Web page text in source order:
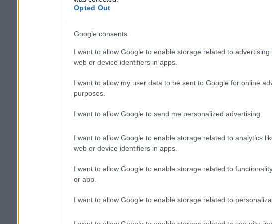
Opted Out
Google consents
I want to allow Google to enable storage related to advertising
web or device identifiers in apps.
I want to allow my user data to be sent to Google for online
purposes.
I want to allow Google to send me personalized advertising.
I want to allow Google to enable storage related to analytics
web or device identifiers in apps.
I want to allow Google to enable storage related to
or app.
I want to allow Google to enable storage related to
emeli, s így véteti észre magát.
A konfliktusok azonban gyakran pont
szövetségesek sem feltétlenül értenek
Az egyik ilyen ügy Európa (az LFI
egyértelműen föderalisták). A francia
összefogásnak van-e értelme együtt
frakciókba ülnek utána. A dolognak
meg tudná erősíteni a dominanciáját a
akiknek meg értelemszerűen az az
vezetés ugyanakkor nem elzárkózó, a
együtt indulási felkérésre. Az egyet nem
jobboldaliLe Figaromár azt is